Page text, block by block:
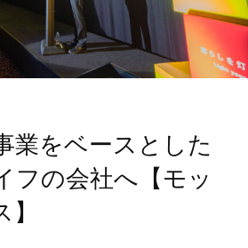
業をベースとした
フの会社へ【モッ